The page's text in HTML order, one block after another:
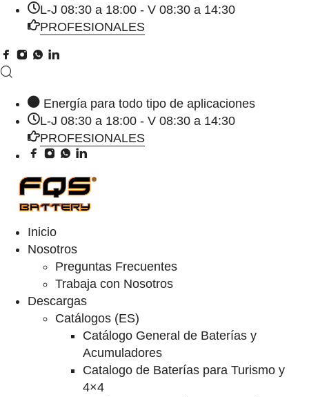
L-J 08:30 a 18:00 - V 08:30 a 14:30
PROFESIONALES
Energía para todo tipo de aplicaciones
L-J 08:30 a 18:00 - V 08:30 a 14:30
PROFESIONALES
Inicio
Nosotros
Preguntas Frecuentes
Trabaja con Nosotros
Descargas
Catálogos (ES)
Catálogo General de Baterías y
Acumuladores
Catalogo de Baterías para Turismo y
4×4